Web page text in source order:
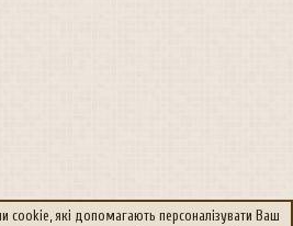
cookie, які допомагають персоналізувати Ваш